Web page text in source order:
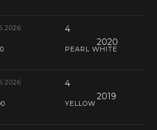
4
2020
PEARL WHITE
4
2019
YELLOW